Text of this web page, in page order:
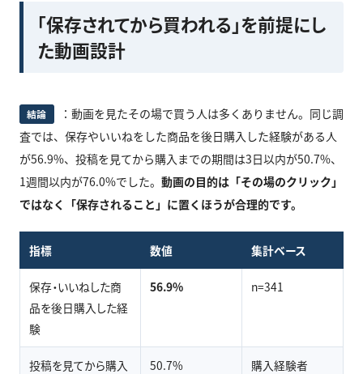
「保存されてから買われる」を前提にし
た動画設計
結論
：動画を見たその場で買う人は多くありません。同じ調
査では、保存やいいねをした商品を後日購入した経験がある人
が56.9%、投稿を見てから購入までの期間は3日以内が50.7%、
1週間以内が76.0%でした。 動画の目的は「その場のクリック」
ではなく「保存されること」に置くほうが合理的です。
指標 数値 集計ベース
保存・いいねした商
品を後日購入した経
験
56.9% n=341
投稿を見てから購入
50.7%
購入経験者